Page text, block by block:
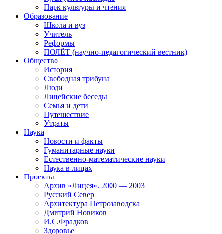
Парк культуры и чтения
Образование
Школа и вуз
Учитель
Реформы
ПОЛЁТ (научно-педагогический вестник)
Общество
История
Свободная трибуна
Люди
Лицейские беседы
Семья и дети
Путешествие
Утраты
Наука
Новости и факты
Гуманитарные науки
Естественно-математические науки
Наука в лицах
Проекты
Архив «Лицея». 2000 — 2003
Русский Север
Архитектура Петрозаводска
Дмитрий Новиков
И.С.Фрадков
Здоровье